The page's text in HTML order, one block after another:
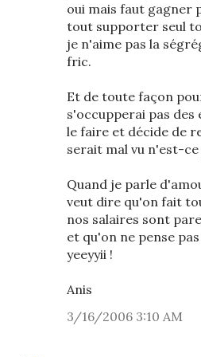
oui mais faut gagner
tout supporter seul
je n'aime pas la
fric.
Et de toute façon
s'occupperai pas des
le faire et décide de
serait mal vu n'est-ce
Quand je parle
veut dire qu'on fait
nos salaires sont
et qu'on ne pense
yeeyyii !
Anis
3/16/2006 3:10 AM